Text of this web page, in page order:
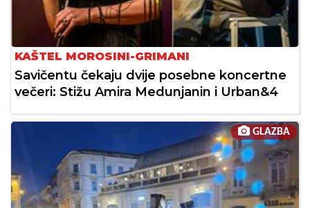
KAŠTEL MOROSINI-GRIMANI
Savičentu čekaju dvije posebne koncertne
večeri: Stižu Amira Medunjanin i Urban&4
GLAZBA